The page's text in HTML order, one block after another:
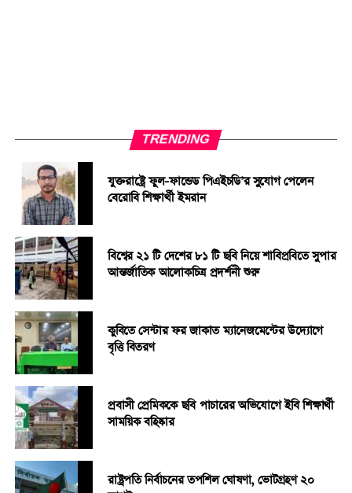
TRENDING
যুক্তরাষ্ট্রে ফুল-ফান্ডেড পিএইচডি’র সুযোগ পেলেন
বেরোবি শিক্ষার্থী ইমরান
বিশ্বের ২১ টি দেশের ৮১ টি ছবি নিয়ে শাবিপ্রবিতে সুপার
আন্তর্জাতিক আলোকচিত্র প্রদর্শনী শুরু
কুবিতে সেন্টার ফর জাকাত ম্যানেজমেন্টের উদ্যোগে
বৃত্তি বিতরণ
প্রবাসী প্রেমিককে ছবি পাচারের অভিযোগে ইবি শিক্ষার্থী
সাময়িক বহিষ্কার
রাষ্ট্রপতি নির্বাচনের তপশিল ঘোষণা, ভোটগ্রহণ ২০